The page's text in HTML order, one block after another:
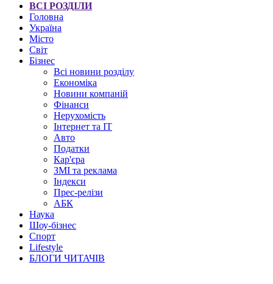
ВСІ РОЗДІЛИ
Головна
Україна
Місто
Світ
Бізнес
Всі новини розділу
Економіка
Новини компаній
Фінанси
Нерухомість
Інтернет та IT
Авто
Податки
Кар'єра
ЗМІ та реклама
Індекси
Прес-релізи
АБК
Наука
Шоу-бізнес
Спорт
Lifestyle
БЛОГИ ЧИТАЧІВ